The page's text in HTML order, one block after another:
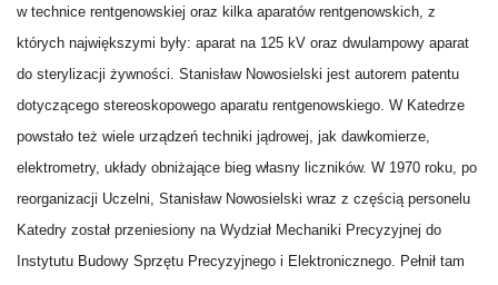
w technice rentgenowskiej oraz kilka aparatów rentgenowskich, z
których największymi były: aparat na 125 kV oraz dwulampowy aparat
do sterylizacji żywności. Stanisław Nowosielski jest autorem patentu
dotyczącego stereoskopowego aparatu rentgenowskiego. W Katedrze
powstało też wiele urządzeń techniki jądrowej, jak dawkomierze,
elektrometry, układy obniżające bieg własny liczników. W 1970 roku, po
reorganizacji Uczelni, Stanisław Nowosielski wraz z częścią personelu
Katedry został przeniesiony na Wydział Mechaniki Precyzyjnej do
Instytutu Budowy Sprzętu Precyzyjnego i Elektronicznego. Pełnił tam